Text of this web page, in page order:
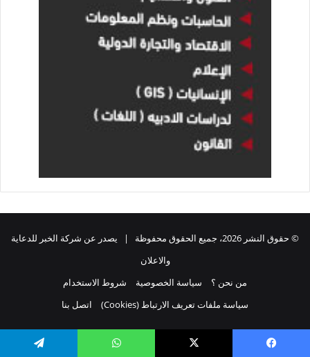
© حقوق النشر 2026، جميع الحقوق محفوظة | يصدر عن شركة الخبر للدعاية
والاعلان
من نحن ؟
سياسة الخصوصية
شروط الاستخدام
سياسة ملفات تعريف الارتباط (Cookies)
اتصل بنا